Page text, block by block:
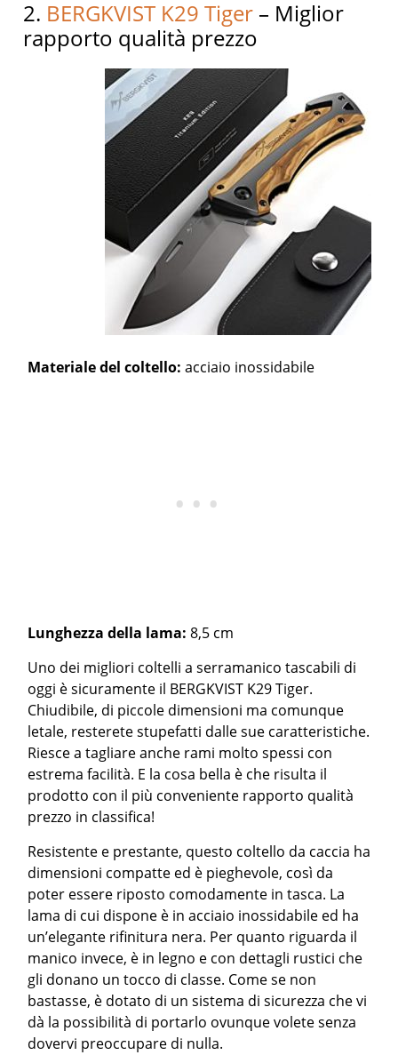
2. BERGKVIST K29 Tiger – Miglior
rapporto qualità prezzo
Materiale del coltello:acciaio inossidabile
Lunghezza della lama:8,5 cm
Uno dei migliori coltelli a serramanico tascabili di
oggi è sicuramente il BERGKVIST K29 Tiger.
Chiudibile, di piccole dimensioni ma comunque
letale, resterete stupefatti dalle sue caratteristiche.
Riesce a tagliare anche rami molto spessi con
estrema facilità. E la cosa bella è che risulta il
prodotto con il più conveniente rapporto qualità
prezzo in classifica!
Resistente e prestante, questo coltello da caccia ha
dimensioni compatte ed è pieghevole, così da
poter essere riposto comodamente in tasca. La
lama di cui dispone è in acciaio inossidabile ed ha
un’elegante rifinitura nera. Per quanto riguarda il
manico invece, è in legno e con dettagli rustici che
gli donano un tocco di classe. Come se non
bastasse, è dotato di un sistema di sicurezza che vi
dà la possibilità di portarlo ovunque volete senza
dovervi preoccupare di nulla.